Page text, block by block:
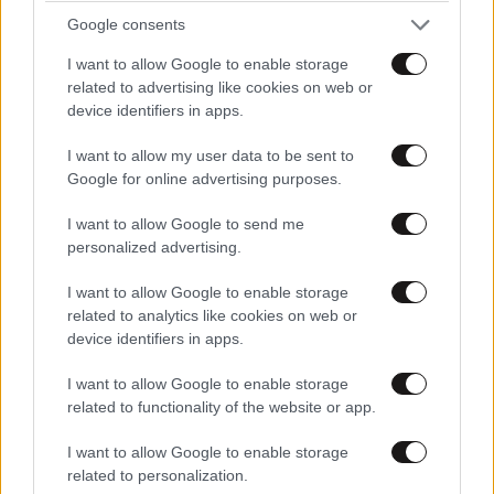
Google consents
I want to allow Google to enable storage
related to advertising like cookies on web or
device identifiers in apps.
I want to allow my user data to be sent to
Google for online advertising purposes.
I want to allow Google to send me
personalized advertising.
I want to allow Google to enable storage
related to analytics like cookies on web or
device identifiers in apps.
I want to allow Google to enable storage
related to functionality of the website or app.
I want to allow Google to enable storage
related to personalization.
Η μεγάλη στιγμή για τη γέννηση του Amber Alert θα
ερχόταν τον Ιούλιο του 1996, όταν οι γονείς της
Amber ήταν να μιλήσουν σε ένα συνέδριο στο
Άρλινγκτον για τους τρόπους με τους οποίους θα